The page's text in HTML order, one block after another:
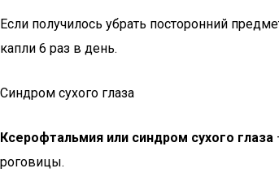
Если получилось убрать посторонний
капли 6 раз в день.
Синдром сухого глаза
Ксерофтальмия или синдром сухого глаза
роговицы.